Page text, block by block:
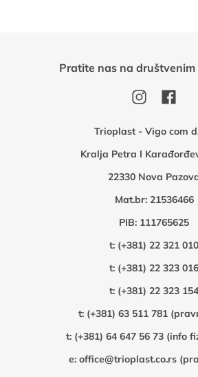
Trioplast - Vigo com
Kralja Petra I
22330 Nova
Mat.br: 21536466
PIB: 111765625
t: (+381) 22 321 010
t: (+381) 22 323 016
t: (+381) 22 323 154
t: (+381) 63 511 781
t: (+381) 64 647 56 73 (info
e: office@trioplast.co.rs
Pratite nas na društvenim